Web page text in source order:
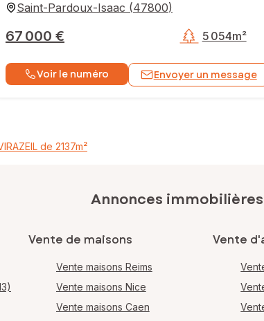
Saint-Pardoux-Isaac (47800)
67 000 € 5 054m²
Voir le numéro Envoyer un message
de 2137m²
Annonces
Vente de maisons
Vente maisons Reims
Vente maisons Nice
Vente maisons Caen
Vente